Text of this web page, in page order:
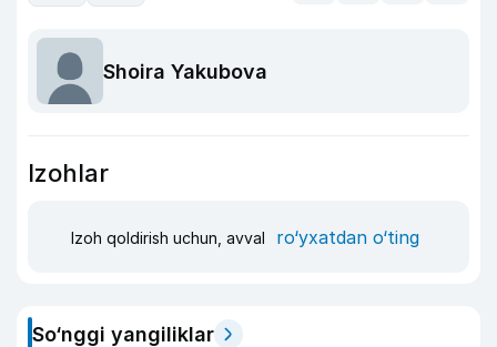
Shoira Yakubova
Izohlar
Izoh qoldirish uchun, avval ro‘yxatdan o‘ting
So‘nggi yangiliklar